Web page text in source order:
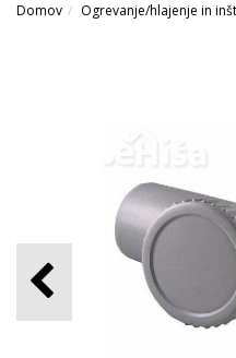
Domov Ogrevanje/hlajenje in